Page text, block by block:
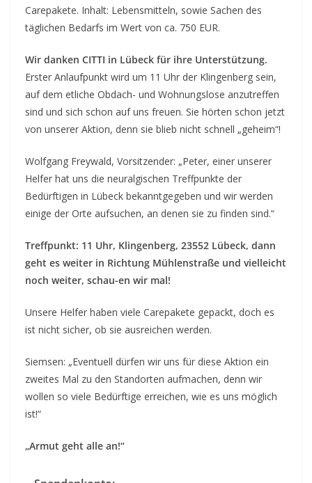
Carepakete. Inhalt: Lebensmitteln, sowie Sachen des
täglichen Bedarfs im Wert von ca. 750 EUR.
Wir danken CITTI in Lübeck für ihre Unterstützung.
Erster Anlaufpunkt wird um 11 Uhr der Klingenberg sein,
auf dem etliche Obdach- und Wohnungslose anzutreffen
sind und sich schon auf uns freuen. Sie hörten schon jetzt
von unserer Aktion, denn sie blieb nicht schnell „geheim“!
Wolfgang Freywald, Vorsitzender: „Peter, einer unserer
Helfer hat uns die neuralgischen Treffpunkte der
Bedürftigen in Lübeck bekanntgegeben und wir werden
einige der Orte aufsuchen, an denen sie zu finden sind.“
Treffpunkt: 11 Uhr, Klingenberg, 23552 Lübeck, dann
geht es weiter in Richtung Mühlenstraße und vielleicht
noch weiter, schau-en wir mal!
Unsere Helfer haben viele Carepakete gepackt, doch es
ist nicht sicher, ob sie ausreichen werden.
Siemsen: „Eventuell dürfen wir uns für diese Aktion ein
zweites Mal zu den Standorten aufmachen, denn wir
wollen so viele Bedürftige erreichen, wie es uns möglich
ist!“
„Armut geht alle an!“